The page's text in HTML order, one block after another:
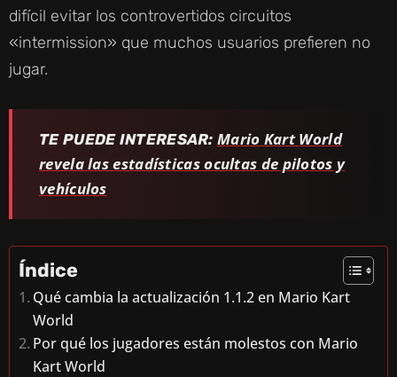
difícil evitar los controvertidos circuitos
«intermission» que muchos usuarios prefieren no
jugar.
TE PUEDE INTERESAR: Mario Kart World
revela las estadísticas ocultas de pilotos y
vehículos
Índice
Qué cambia la actualización 1.1.2 en Mario Kart
World
Por qué los jugadores están molestos con Mario
Kart World